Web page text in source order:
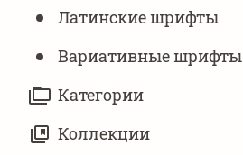
Латинские шрифты
Вариативныe шрифты
Категории
Коллекции